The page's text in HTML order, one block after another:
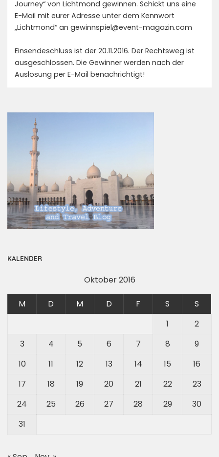
Journey“ von Lichtmond gewinnen. Schickt uns eine
E-Mail mit eurer Adresse unter dem Kennwort
„Lichtmond“ an gewinnspiel@event-magazin.com
Einsendeschluss ist der 20.11.2016. Der Rechtsweg ist
ausgeschlossen. Die Gewinner werden nach der
Auslosung per E-Mail benachrichtigt!
KALENDER
Oktober 2016
M D M D F S
S
1
2
3
4 5 6 7 8
9
10
11 12 13 14 15
16
17
18 19 20 21 22
23
24
25 26 27 28 29
30
31